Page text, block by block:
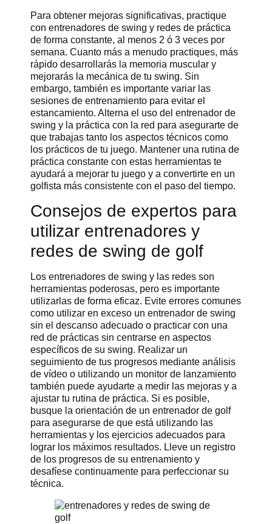
Para obtener mejoras significativas, practique
con entrenadores de swing y redes de práctica
de forma constante, al menos 2 ó 3 veces por
semana. Cuanto más a menudo practiques, más
rápido desarrollarás la memoria muscular y
mejorarás la mecánica de tu swing. Sin
embargo, también es importante variar las
sesiones de entrenamiento para evitar el
estancamiento. Alterna el uso del entrenador de
swing y la práctica con la red para asegurarte de
que trabajas tanto los aspectos técnicos como
los prácticos de tu juego. Mantener una rutina de
práctica constante con estas herramientas te
ayudará a mejorar tu juego y a convertirte en un
golfista más consistente con el paso del tiempo.
Consejos de expertos para
utilizar entrenadores y
redes de swing de golf
Los entrenadores de swing y las redes son
herramientas poderosas, pero es importante
utilizarlas de forma eficaz. Evite errores comunes
como utilizar en exceso un entrenador de swing
sin el descanso adecuado o practicar con una
red de prácticas sin centrarse en aspectos
específicos de su swing. Realizar un
seguimiento de tus progresos mediante análisis
de vídeo o utilizando un monitor de lanzamiento
también puede ayudarte a medir las mejoras y a
ajustar tu rutina de práctica. Si es posible,
busque la orientación de un entrenador de golf
para asegurarse de que está utilizando las
herramientas y los ejercicios adecuados para
lograr los máximos resultados. Lleve un registro
de los progresos de su entrenamiento y
desafíese continuamente para perfeccionar su
técnica.